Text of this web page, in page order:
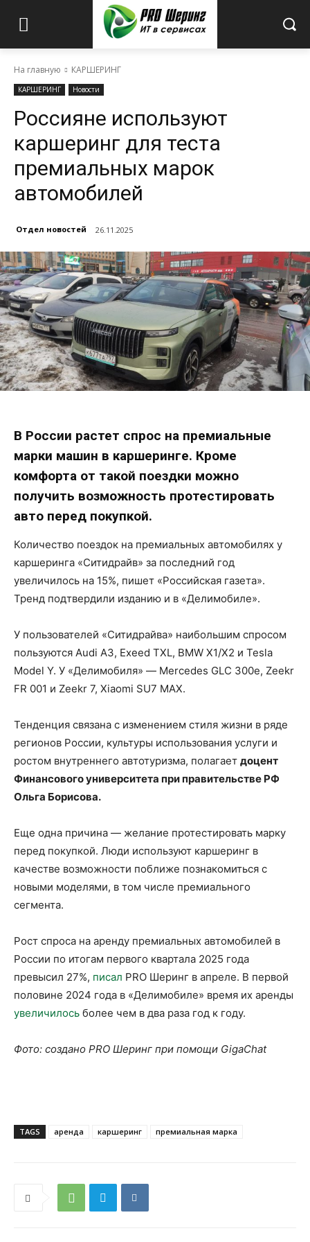
На главную КАРШЕРИНГ
КАРШЕРИНГ Новости
Россияне используют
каршеринг для теста
премиальных марок
автомобилей
Отдел новостей 26.11.2025
В России растет спрос на премиальные
марки машин в каршеринге. Кроме
комфорта от такой поездки можно
получить возможность протестировать
авто перед покупкой.
Количество поездок на премиальных автомобилях у
каршеринга «Ситидрайв» за последний год
увеличилось на 15%, пишет «Российская газета».
Тренд подтвердили изданию и в «Делимобиле».
У пользователей «Ситидрайва» наибольшим спросом
пользуются Audi A3, Exeed TXL, BMW X1/X2 и Tesla
Model Y. У «Делимобиля» — Mercedes GLC 300e, Zeekr
FR 001 и Zeekr 7, Xiaomi SU7 MAX.
Тенденция связана с изменением стиля жизни в ряде
регионов России, культуры использования услуги и
ростом внутреннего автотуризма, полагает доцент
Финансового университета при правительстве РФ
Ольга Борисова.
Еще одна причина — желание протестировать марку
перед покупкой. Люди используют каршеринг в
качестве возможности поближе познакомиться с
новыми моделями, в том числе премиального
сегмента.
Рост спроса на аренду премиальных автомобилей в
России по итогам первого квартала 2025 года
превысил 27%, писал PRO Шеринг в апреле. В первой
половине 2024 года в «Делимобиле» время их аренды
увеличилось более чем в два раза год к году.
Фото: создано PRO Шеринг при помощи GigaChat
TAGS аренда каршеринг премиальная марка